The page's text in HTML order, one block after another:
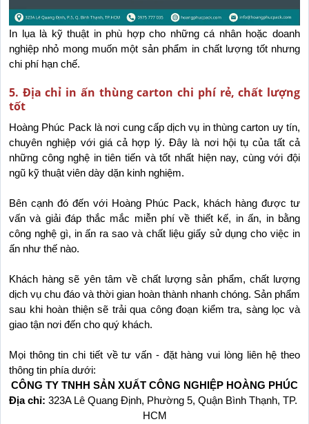
In lụa là kỹ thuật in phù hợp cho những cá nhân hoặc doanh
nghiệp nhỏ mong muốn một sản phẩm in chất lượng tốt nhưng
chi phí hạn chế.
5. Địa chỉ in ấn thùng carton chi phí rẻ, chất lượng
tốt
Hoàng Phúc Pack là nơi cung cấp dịch vụ in thùng carton uy tín,
chuyên nghiệp với giá cả hợp lý. Đây là nơi hội tụ của tất cả
những công nghệ in tiên tiến và tốt nhất hiện nay, cùng với đội
ngũ kỹ thuật viên dày dặn kinh nghiệm.
Bên cạnh đó đến với Hoàng Phúc Pack, khách hàng được tư
vấn và giải đáp thắc mắc miễn phí về thiết kế, in ấn, in bằng
công nghệ gì, in ấn ra sao và chất liệu giấy sử dụng cho việc in
ấn như thế nào.
Khách hàng sẽ yên tâm về chất lượng sản phẩm, chất lượng
dịch vụ chu đáo và thời gian hoàn thành nhanh chóng. Sản phẩm
sau khi hoàn thiện sẽ trải qua công đoạn kiểm tra, sàng lọc và
giao tận nơi đến cho quý khách.
Mọi thông tin chi tiết về tư vấn - đặt hàng vui lòng liên hệ theo
thông tin phía dưới:
CÔNG TY TNHH SẢN XUẤT CÔNG NGHIỆP HOÀNG PHÚC
Địa chỉ: 323A Lê Quang Định, Phường 5, Quận Bình Thạnh, TP.
HCM